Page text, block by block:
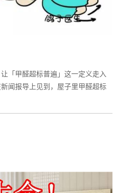
甲醛超标普遍」这一定义走入
闻报导上见到，屋子里甲醛超标